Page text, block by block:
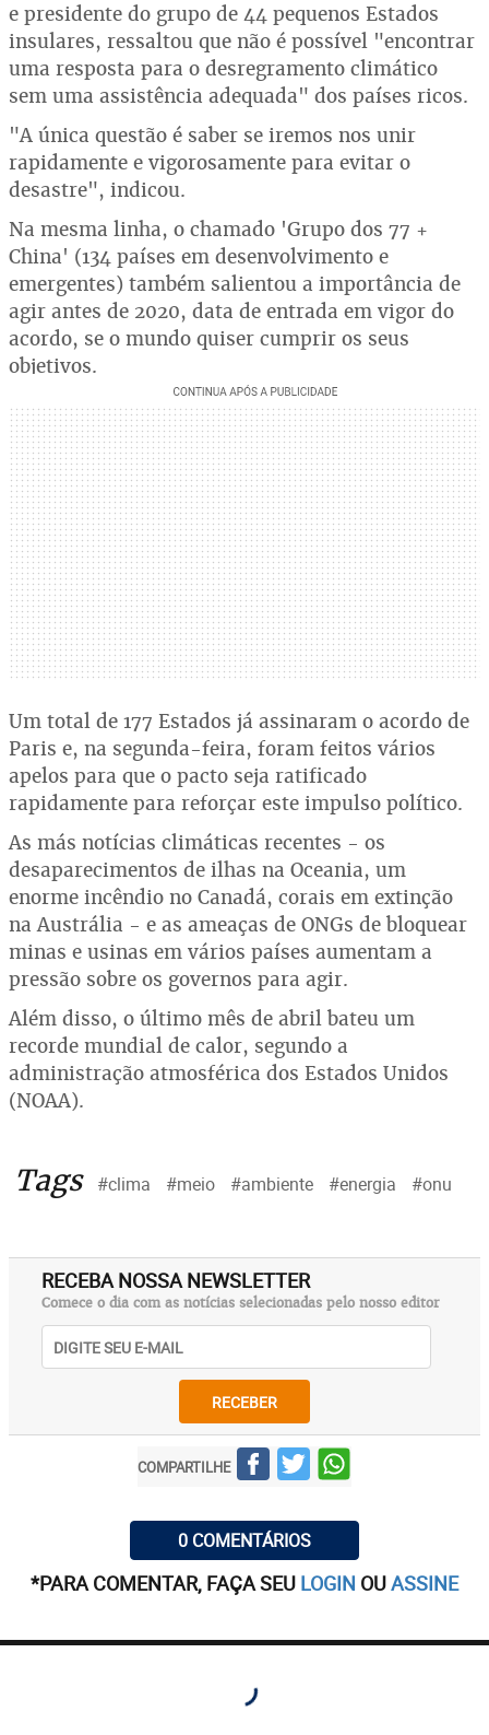
e presidente do grupo de 44 pequenos Estados
insulares, ressaltou que não é possível "encontrar
uma resposta para o desregramento climático
sem uma assistência adequada" dos países ricos.
"A única questão é saber se iremos nos unir
rapidamente e vigorosamente para evitar o
desastre", indicou.
Na mesma linha, o chamado 'Grupo dos 77 +
China' (134 países em desenvolvimento e
emergentes) também salientou a importância de
agir antes de 2020, data de entrada em vigor do
acordo, se o mundo quiser cumprir os seus
objetivos.
Um total de 177 Estados já assinaram o acordo de
Paris e, na segunda-feira, foram feitos vários
apelos para que o pacto seja ratificado
rapidamente para reforçar este impulso político.
As más notícias climáticas recentes - os
desaparecimentos de ilhas na Oceania, um
enorme incêndio no Canadá, corais em extinção
na Austrália - e as ameaças de ONGs de bloquear
minas e usinas em vários países aumentam a
pressão sobre os governos para agir.
Além disso, o último mês de abril bateu um
recorde mundial de calor, segundo a
administração atmosférica dos Estados Unidos
(NOAA).
Tags #clima #meio #ambiente #energia #onu
RECEBA NOSSA NEWSLETTER
Comece o dia com as notícias selecionadas pelo nosso editor
RECEBER
COMPARTILHE
0 COMENTÁRIOS
*PARA COMENTAR, FAÇA SEU LOGIN OUASSINE